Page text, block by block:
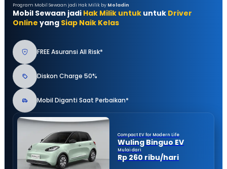
Program Mobil Sewaan jadi Hak Milik by Moladin
Mobil Sewaan jadi Hak Milik untuk untuk Driver
Online yang Siap Naik Kelas
FREE Asuransi All Risk*
Diskon Charge 50%
Mobil Diganti Saat Perbaikan*
Compact EV for Modern Life
Wuling Binguo EV
Mulai dari
Rp 260 ribu/hari